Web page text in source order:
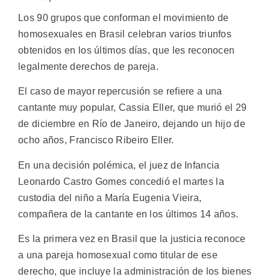
Los 90 grupos que conforman el movimiento de
homosexuales en Brasil celebran varios triunfos
obtenidos en los últimos días, que les reconocen
legalmente derechos de pareja.
El caso de mayor repercusión se refiere a una
cantante muy popular, Cassia Eller, que murió el 29
de diciembre en Río de Janeiro, dejando un hijo de
ocho años, Francisco Ribeiro Eller.
En una decisión polémica, el juez de Infancia
Leonardo Castro Gomes concedió el martes la
custodia del niño a María Eugenia Vieira,
compañera de la cantante en los últimos 14 años.
Es la primera vez en Brasil que la justicia reconoce
a una pareja homosexual como titular de ese
derecho, que incluye la administración de los bienes